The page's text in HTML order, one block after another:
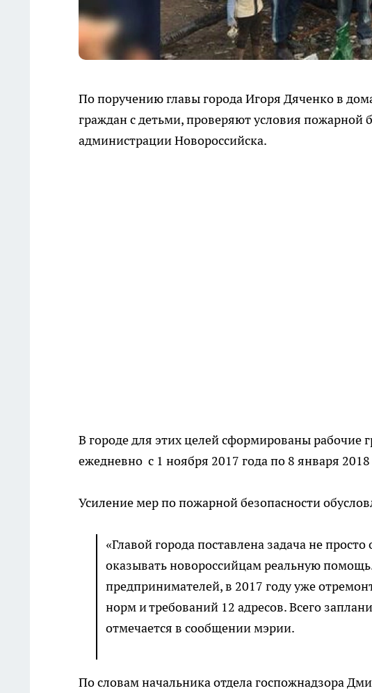
По поручению главы города Игоря Дяченко в
граждан с детьми, проверяют условия пожарной
администрации Новороссийска.
В городе для этих целей сформированы рабочие
ежедневно с 1 ноября 2017 года по 8 января 2018
Усиление мер по пожарной безопасности
«Главой города поставлена задача не
оказывать новороссийцам реальную
предпринимателей, в 2017 году уже
норм и требований 12 адресов. Всего
отмечается в сообщении мэрии.
По словам начальника отдела госпожнадзора